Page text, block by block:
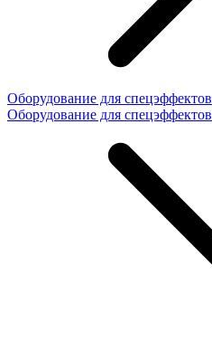
Оборудование для спецэффектов
Оборудование для спецэффектов